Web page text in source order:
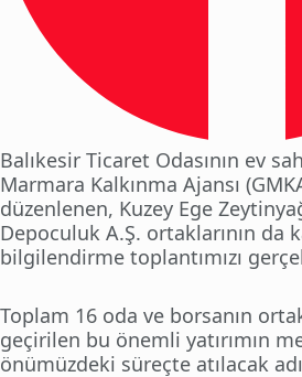
Balıkesir Ticaret Odasının ev
Marmara Kalkınma Ajansı
düzenlenen, Kuzey Ege
Depoculuk A.Ş. ortaklarının da
bilgilendirme toplantımızı
Toplam 16 oda ve borsanın
geçirilen bu önemli yatırımın
önümüzdeki süreçte atılacak